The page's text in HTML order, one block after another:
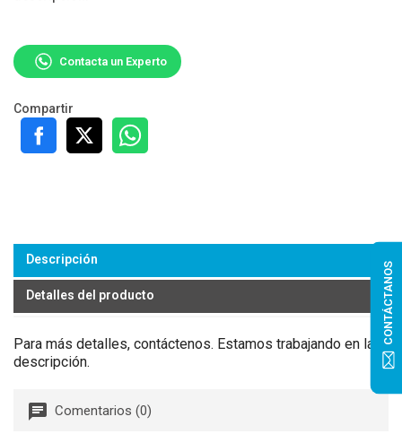
Contacta un Experto
Compartir
Descripción
Detalles del producto
Para más detalles, contáctenos. Estamos trabajando en la
descripción.
Comentarios (0)
CONTÁCTANOS